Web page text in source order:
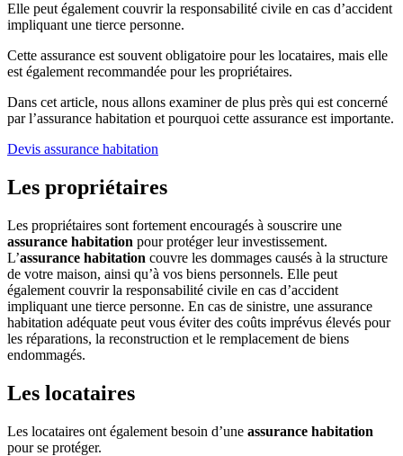
Elle peut également couvrir la responsabilité civile en cas d’accident
impliquant une tierce personne.
Cette assurance est souvent obligatoire pour les locataires, mais elle
est également recommandée pour les propriétaires.
Dans cet article, nous allons examiner de plus près qui est concerné
par l’assurance habitation et pourquoi cette assurance est importante.
Devis assurance habitation
Les propriétaires
Les propriétaires sont fortement encouragés à souscrire une
assurance habitation pour protéger leur investissement.
L’assurance habitation couvre les dommages causés à la structure
de votre maison, ainsi qu’à vos biens personnels. Elle peut
également couvrir la responsabilité civile en cas d’accident
impliquant une tierce personne. En cas de sinistre, une assurance
habitation adéquate peut vous éviter des coûts imprévus élevés pour
les réparations, la reconstruction et le remplacement de biens
endommagés.
Les locataires
Les locataires ont également besoin d’une assurance habitation
pour se protéger.